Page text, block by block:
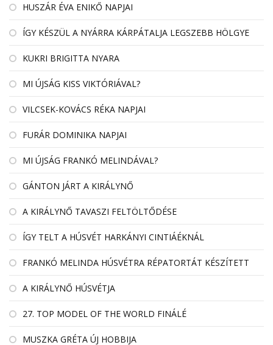
HUSZÁR ÉVA ENIKŐ NAPJAI
ÍGY KÉSZÜL A NYÁRRA KÁRPÁTALJA LEGSZEBB HÖLGYE
KUKRI BRIGITTA NYARA
MI ÚJSÁG KISS VIKTÓRIÁVAL?
VILCSEK-KOVÁCS RÉKA NAPJAI
FURÁR DOMINIKA NAPJAI
MI ÚJSÁG FRANKÓ MELINDÁVAL?
GÁNTON JÁRT A KIRÁLYNŐ
A KIRÁLYNŐ TAVASZI FELTÖLTŐDÉSE
ÍGY TELT A HÚSVÉT HARKÁNYI CINTIÁÉKNÁL
FRANKÓ MELINDA HÚSVÉTRA RÉPATORTÁT KÉSZÍTETT
A KIRÁLYNŐ HÚSVÉTJA
27. TOP MODEL OF THE WORLD FINÁLÉ
MUSZKA GRÉTA ÚJ HOBBIJA